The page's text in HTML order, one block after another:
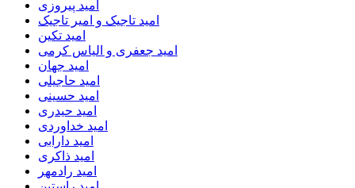
امید پیروزی
امید تاجیک و امیر تاجیک
امید تکین
امید جعفری و الیاس کرمی
امید جهان
امید حاجیلی
امید حسینی
امید حیدری
امید خداوردی
امید دارابی
امید ذاکری
امید رادمهر